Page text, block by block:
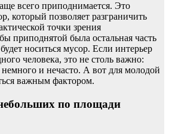
всего приподнимается. Это
который позволяет разграничить
точки зрения
приподнятой была остальная часть
носиться мусор. Если интерьер
человека, это не столь важно:
немного и нечасто. А вот для молодой
важным фактором.
по площади